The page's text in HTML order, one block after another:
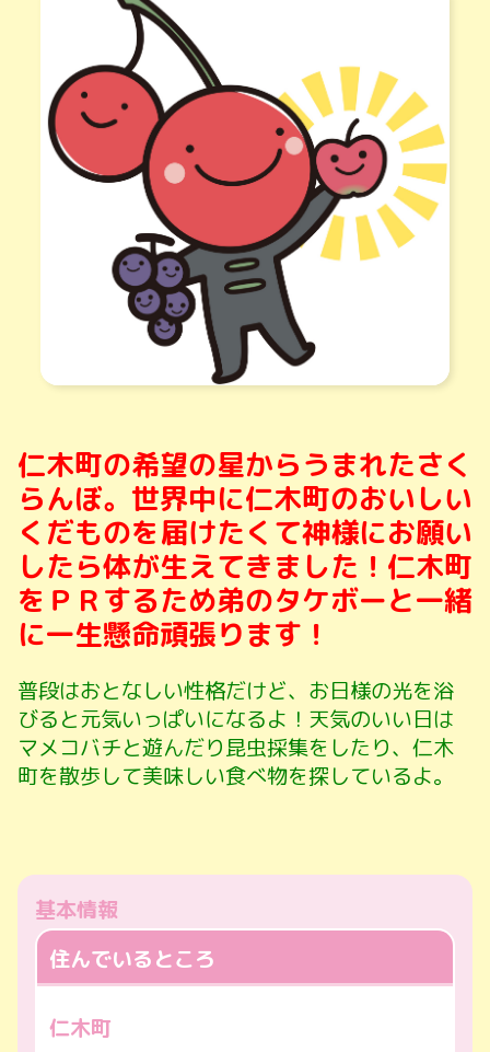
仁木町の希望の星からうまれたさく
らんぼ。世界中に仁木町のおいしい
くだものを届けたくて神様にお願い
したら体が生えてきました！仁木町
をＰＲするため弟のタケボーと一緒
に一生懸命頑張ります！
普段はおとなしい性格だけど、お日様の光を浴
びると元気いっぱいになるよ！天気のいい日は
マメコバチと遊んだり昆虫採集をしたり、仁木
町を散歩して美味しい食べ物を探しているよ。
基本情報
住んでいるところ
仁木町